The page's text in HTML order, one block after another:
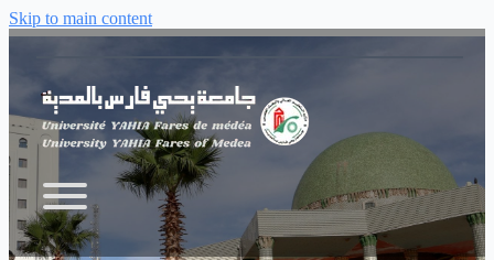
Skip to main content